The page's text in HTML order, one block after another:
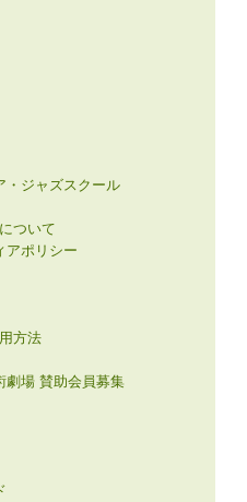
・ジャズスクール
ついて
アポリシー
方法
劇場 賛助会員募集